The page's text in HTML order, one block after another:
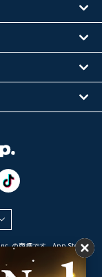
の商標です。App Store は
。